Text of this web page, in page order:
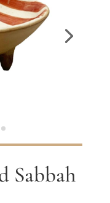
Sabbah